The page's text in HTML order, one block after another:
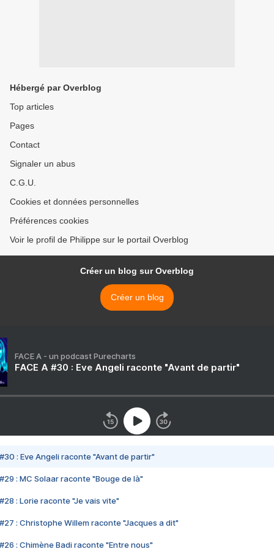
Hébergé par Overblog
Top articles
Pages
Contact
Signaler un abus
C.G.U.
Cookies et données personnelles
Préférences cookies
Voir le profil de Philippe sur le portail Overblog
Créer un blog sur Overblog
Créer un blog
FACE A - un podcast Purecharts
FACE A #30 : Eve Angeli raconte "Avant de partir"
#30 : Eve Angeli raconte "Avant de partir"
#29 : MC Solaar raconte "Bouge de là"
#28 : Lorie raconte "Je vais vite"
#27 : Christophe Willem raconte "Jacques a dit"
#26 : Chimène Badi raconte "Entre nous"